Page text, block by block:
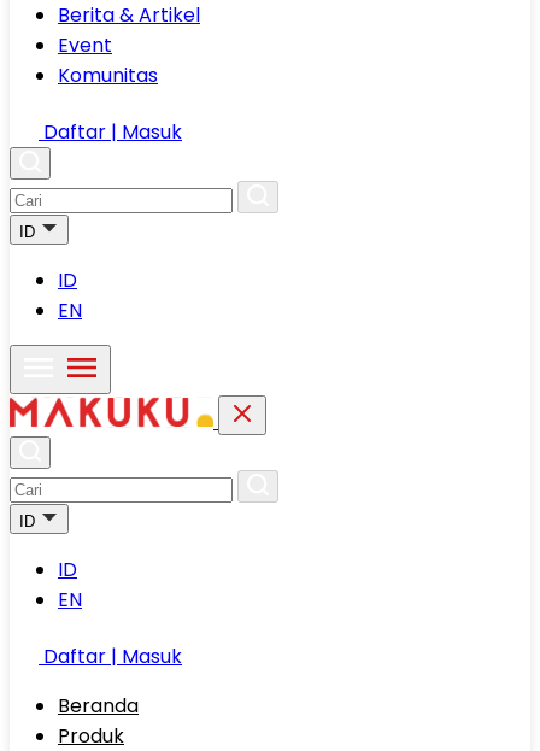
Berita & Artikel
Event
Komunitas
Daftar | Masuk
ID
ID
EN
ID
ID
EN
Daftar | Masuk
Beranda
Produk